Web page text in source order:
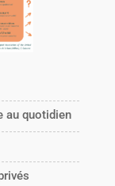
au quotidien